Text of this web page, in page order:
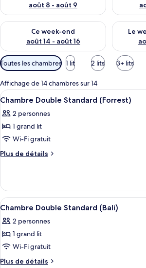
août 8 - août 9
Ce week-end
août 14 - août 16
Vérifier la disponibilité pour ce week-end
Le
Vérifier
Filtres
disponibles
pour
les
chambres
Toutes les chambres 1 lit 2 lits 3+ lits
Affichage de 14 chambres sur 14
Afficher
toutes
les
photos
pour
ce
chambre :
Chambre
Double
Standard
(Forrest)
Une
5
Chambre Double Standard (Forrest)
2 personnes
1 grand lit
Wi-Fi gratuit
Plus de détails
Plus
le
type
de
Chambre
Double
(Forrest)
Afficher
toutes
les
photos
pour
ce
Une
4
Chambre Double Standard (Bali)
2 personnes
1 grand lit
Wi-Fi gratuit
Plus de détails
Plus